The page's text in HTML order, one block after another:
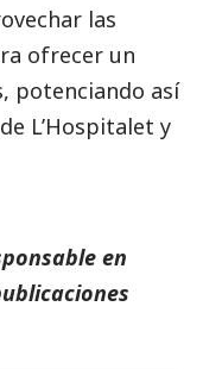
las
ofrecer un
potenciando así
L’Hospitalet y
en